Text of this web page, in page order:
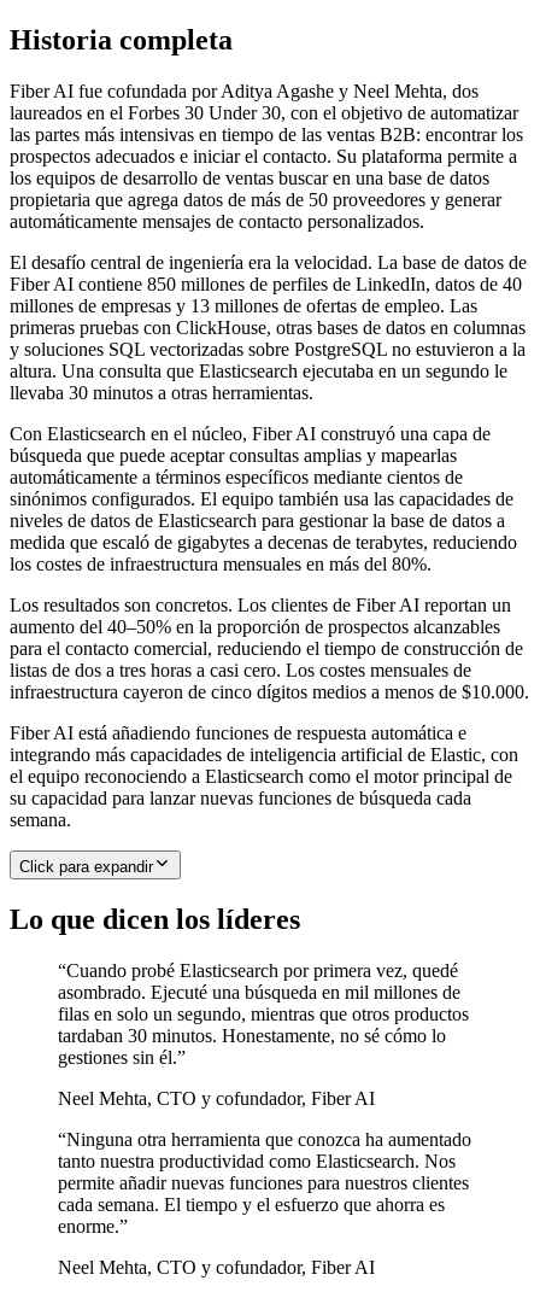
Historia completa
Fiber AI fue cofundada por Aditya Agashe y Neel Mehta, dos
laureados en el Forbes 30 Under 30, con el objetivo de automatizar
las partes más intensivas en tiempo de las ventas B2B: encontrar los
prospectos adecuados e iniciar el contacto. Su plataforma permite a
los equipos de desarrollo de ventas buscar en una base de datos
propietaria que agrega datos de más de 50 proveedores y generar
automáticamente mensajes de contacto personalizados.
El desafío central de ingeniería era la velocidad. La base de datos de
Fiber AI contiene 850 millones de perfiles de LinkedIn, datos de 40
millones de empresas y 13 millones de ofertas de empleo. Las
primeras pruebas con ClickHouse, otras bases de datos en columnas
y soluciones SQL vectorizadas sobre PostgreSQL no estuvieron a la
altura. Una consulta que Elasticsearch ejecutaba en un segundo le
llevaba 30 minutos a otras herramientas.
Con Elasticsearch en el núcleo, Fiber AI construyó una capa de
búsqueda que puede aceptar consultas amplias y mapearlas
automáticamente a términos específicos mediante cientos de
sinónimos configurados. El equipo también usa las capacidades de
niveles de datos de Elasticsearch para gestionar la base de datos a
medida que escaló de gigabytes a decenas de terabytes, reduciendo
los costes de infraestructura mensuales en más del 80%.
Los resultados son concretos. Los clientes de Fiber AI reportan un
aumento del 40–50% en la proporción de prospectos alcanzables
para el contacto comercial, reduciendo el tiempo de construcción de
listas de dos a tres horas a casi cero. Los costes mensuales de
infraestructura cayeron de cinco dígitos medios a menos de $10.000.
Fiber AI está añadiendo funciones de respuesta automática e
integrando más capacidades de inteligencia artificial de Elastic, con
el equipo reconociendo a Elasticsearch como el motor principal de
su capacidad para lanzar nuevas funciones de búsqueda cada
semana.
Click para expandir
Lo que dicen los líderes
“Cuando probé Elasticsearch por primera vez, quedé
asombrado. Ejecuté una búsqueda en mil millones de
filas en solo un segundo, mientras que otros productos
tardaban 30 minutos. Honestamente, no sé cómo lo
gestiones sin él.”
Neel Mehta, CTO y cofundador, Fiber AI
“Ninguna otra herramienta que conozca ha aumentado
tanto nuestra productividad como Elasticsearch. Nos
permite añadir nuevas funciones para nuestros clientes
cada semana. El tiempo y el esfuerzo que ahorra es
enorme.”
Neel Mehta, CTO y cofundador, Fiber AI